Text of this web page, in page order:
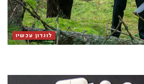
לונדון עכשיו